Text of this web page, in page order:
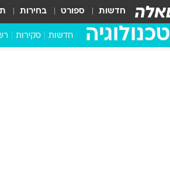
חדשות ספורט בחירות
טכנולוגיה חדשות סקירות